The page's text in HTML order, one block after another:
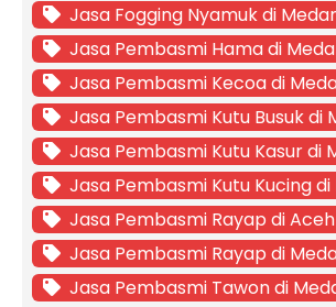
Jasa Fogging Nyamuk di
Jasa Pembasmi Hama di
Jasa Pembasmi Kecoa di
Jasa Pembasmi Kutu Busuk di
Jasa Pembasmi Kutu Kasur di
Jasa Pembasmi Kutu Kucing
Jasa Pembasmi Rayap di Aceh
Jasa Pembasmi Rayap di
Jasa Pembasmi Tawon di